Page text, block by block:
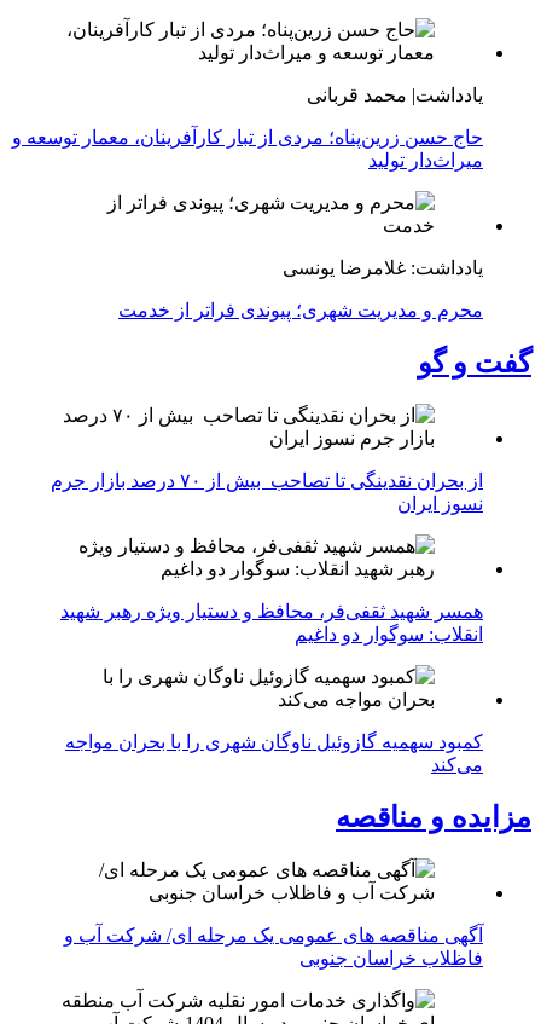
یادداشت| محمد قربانی
حاج حسن زرین‌پناه؛ مردی از تبار کارآفرینان، معمار توسعه و
میراث‌دار تولید
یادداشت: غلامرضا یونسی
محرم و مدیریت شهری؛ پیوندی فراتر از خدمت
گفت و گو
از بحران نقدینگی تا تصاحب بیش از ۷۰ درصد بازار جرم
نسوز ایران
همسر شهید ثقفی‌فر، محافظ و دستیار ویژه رهبر شهید
انقلاب: سوگوار دو داغیم
کمبود سهمیه گازوئیل ناوگان شهری را با بحران مواجه
می‌کند
مزایده و مناقصه
آگهی مناقصه های عمومی یک مرحله ای/ شرکت آب و
فاظلاب خراسان جنوبی